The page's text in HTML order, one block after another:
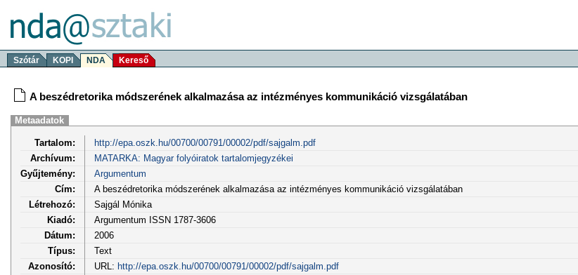
Szótár KOPI NDA Kereső
A beszédretorika módszerének alkalmazása az intézményes kommunikáció vizsgálatában
Metaadatok
Tartalom:
http://epa.oszk.hu/00700/00791/00002/pdf/sajgalm.pdf
Archívum:
MATARKA: Magyar folyóiratok tartalomjegyzékei
Gyűjtemény:
Argumentum
Cím:
A beszédretorika módszerének alkalmazása az intézményes kommunikáció vizsgálatában
Létrehozó:
Sajgál Mónika
Kiadó:
Argumentum ISSN 1787-3606
Dátum:
2006
Típus:
Text
Azonosító:
URL: http://epa.oszk.hu/00700/00791/00002/pdf/sajgalm.pdf